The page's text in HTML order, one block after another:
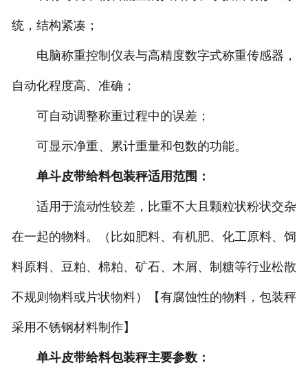
- 绞龙
给煤机
非称重系列产品
统，结构紧凑；
电脑称重控制仪表与高精度数字式称重传感器，
自动化程度高、准确；
可自动调整称重过程中的误差；
可显示净重、累计重量和包数的功能。
单斗皮带给料包装秤适用范围：
适用于流动性较差，比重不大且颗粒状粉状交杂
在一起的物料。（比如肥料、有机肥、化工原料、饲
料原料、豆粕、棉粕、矿石、木屑、制糖等行业松散
不规则物料或片状物料）【有腐蚀性的物料，包装秤
采用不锈钢材料制作】
单斗皮带给料包装秤主要参数：